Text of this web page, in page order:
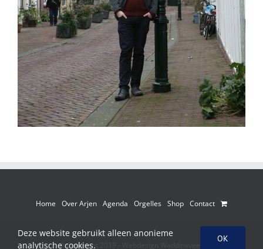
Home Over Arjen Agenda Orgelles Shop Contact
© Copyright 2019 -
Deze website gebruikt alleen anonieme
analytische cookies.
OK